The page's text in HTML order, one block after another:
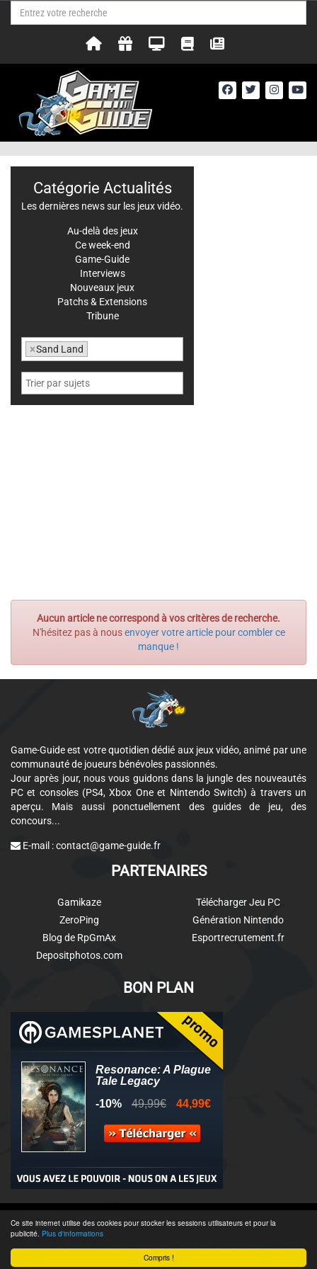
Compris !
Ce site internet utilise des cookies pour stocker les sessions utilisateurs et pour la
publicité. Plus d'informations
Aucun article ne correspond à vos critères de recherche.
N'hésitez pas à nousenvoyer votre article pour combler ce
manque !
Catégorie Actualités
Les dernières news sur les jeux vidéo.
Au-delà des jeux
Ce week-end
Game-Guide
Interviews
Nouveaux jeux
Patchs & Extensions
Tribune
×Sand Land
Game-Guide est votre quotidien dédié aux jeux vidéo, animé par une
communauté de joueurs bénévoles passionnés.
Jour après jour, nous vous guidons dans la jungle des nouveautés
PC et consoles (PS4, Xbox One et Nintendo Switch) à travers un
aperçu. Mais aussi ponctuellement des guides de jeu, des
concours...
E-mail :contact@game-guide.fr
PARTENAIRES
Gamikaze
ZeroPing
Blog de RpGmAx
Depositphotos.com
Télécharger Jeu PC
Génération Nintendo
Esportrecrutement.fr
BON PLAN